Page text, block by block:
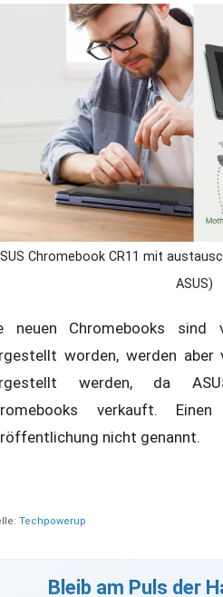
Chromebook CR11 mit
ASUS)
neuen Chromebooks
worden, werden aber
werden, da
verkauft.
nicht genannt.
Techpowerup
Bleib am Puls der